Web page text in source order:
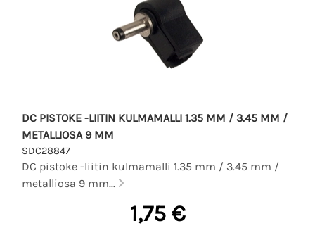
DC PISTOKE -LIITIN KULMAMALLI 1.35 MM / 3.45 MM /
METALLIOSA 9 MM
SDC28847
DC pistoke -liitin kulmamalli 1.35 mm / 3.45 mm /
metalliosa 9 mm...
1,75 €